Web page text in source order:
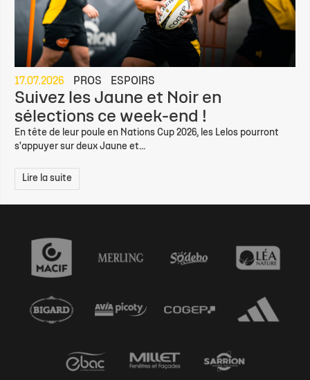
17.07.2026 PROS ESPOIRS
Suivez les Jaune et Noir en
sélections ce week-end !
En tête de leur poule en Nations Cup 2026, les Lelos pourront
s'appuyer sur deux Jaune et...
Lire la suite